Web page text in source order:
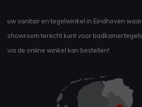
uw sanitair en tegelwinkel in Eindhoven
showroom terecht kunt voor
via de online winkel kan bestellen!